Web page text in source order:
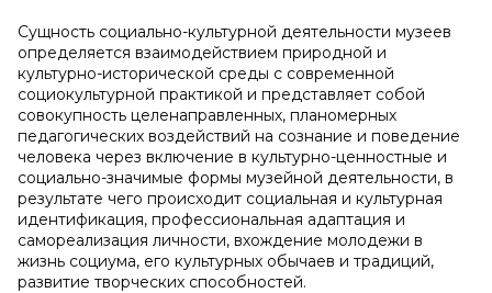
Сущность социально-культурной деятельности музеев
определяется взаимодействием природной и
культурно-исторической среды с современной
социокультурной практикой и представляет собой
совокупность целенаправленных, планомерных
педагогических воздействий на сознание и поведение
человека через включение в культурно-ценностные и
социально-значимые формы музейной деятельности, в
результате чего происходит социальная и культурная
идентификация, профессиональная адаптация и
самореализация личности, вхождение молодежи в
жизнь социума, его культурных обычаев и традиций,
развитие творческих способностей.